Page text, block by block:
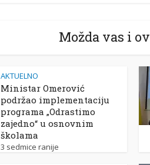
Možda vas i
AKTUELNO
Ministar Omerović
podržao implementaciju
programa „Odrastimo
zajedno“ u osnovnim
školama
3 sedmice ranije